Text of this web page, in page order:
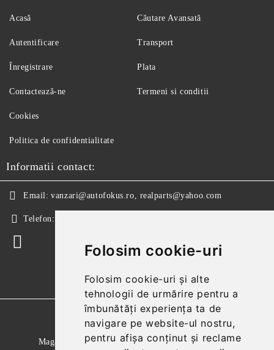
Folosim cookie-uri
Folosim cookie-uri și alte
tehnologii de urmărire pentru a
îmbunătăți experiența ta de
navigare pe website-ul nostru,
pentru afișa conținut și reclame
Acasă
Autentificare
Înregistrare
Contactează-ne
Căutare Avansată
Transport
Plata
Termeni si conditii
Cookies
Politica de confidentialitate
Informatii contact:
Email: vanzari@autofokus.ro, realparts@yahoo.com
Telefon:
Magazinul nostru respecta 100% prevederile GDPR.